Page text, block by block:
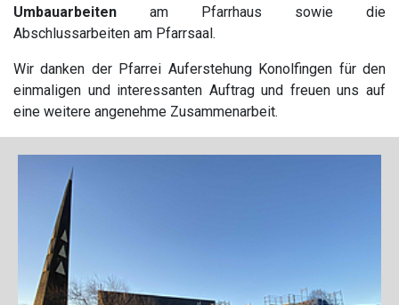
Umbauarbeiten am Pfarrhaus sowie die
Abschlussarbeiten am Pfarrsaal.
Wir danken der Pfarrei Auferstehung Konolfingen für den
einmaligen und interessanten Auftrag und freuen uns auf
eine weitere angenehme Zusammenarbeit.